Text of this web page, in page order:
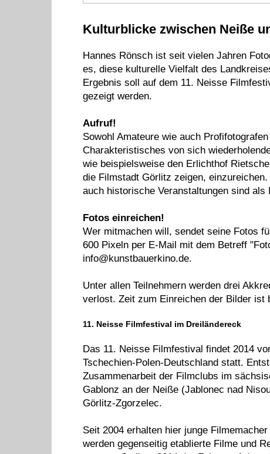
Kulturblicke zwischen Neiße
Hannes Rönsch ist seit vielen Jahren
es, diese kulturelle Vielfalt des
Ergebnis soll auf dem 11. Neisse
gezeigt werden.
Aufruf!
Sowohl Amateure wie auch
Charakteristisches von sich
wie beispielsweise den Erlichthof
die Filmstadt Görlitz zeigen,
auch historische Veranstaltungen sind als
Fotos einreichen!
Wer mitmachen will, sendet seine Fotos
600 Pixeln per E-Mail mit dem Betreff
info@kunstbauerkino.de.
Unter allen Teilnehmern werden drei
verlost. Zeit zum Einreichen der Bilder ist
11. Neisse Filmfestival im Dreiländereck
Das 11. Neisse Filmfestival findet 2014
Tschechien-Polen-Deutschland statt.
Zusammenarbeit der Filmclubs im
Gablonz an der Neiße (Jablonec nad
Görlitz-Zgorzelec.
Seit 2004 erhalten hier junge
werden gegenseitig etablierte Filme und